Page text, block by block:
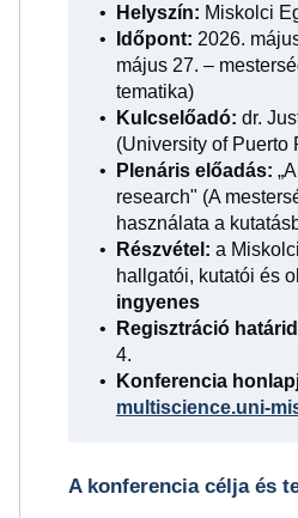
Helyszín: Miskolci
Időpont: 2026.
május 27. –
tematika)
Kulcselőadó: dr.
(University of Puerto
Plenáris előadás:
research" (A
használata a
Részvétel: a
hallgatói, kutatói és
ingyenes
Regisztráció
4.
Konferencia
multiscience.uni-
A konferencia célja és